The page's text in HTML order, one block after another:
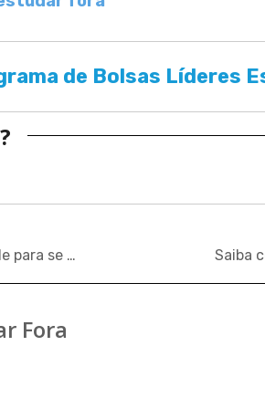
de Bolsas Líderes
Melbourne é eleita pelo 5º ano a melhor cidade para se viver Saiba
Fora